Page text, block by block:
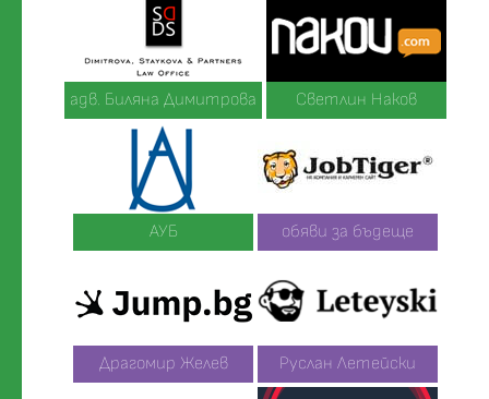
адв. Биляна Димитрова Светлин Наков
АУБ обяви за бъдеще
Драгомир Желев Руслан Летейски